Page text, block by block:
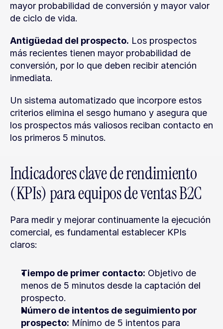
mayor probabilidad de conversión y mayor valor
de ciclo de vida.
Antigüedad del prospecto. Los prospectos
más recientes tienen mayor probabilidad de
conversión, por lo que deben recibir atención
inmediata.
Un sistema automatizado que incorpore estos
criterios elimina el sesgo humano y asegura que
los prospectos más valiosos reciban contacto en
los primeros 5 minutos.
Indicadores clave de rendimiento
(KPIs) para equipos de ventas B2C
Para medir y mejorar continuamente la ejecución
comercial, es fundamental establecer KPIs
claros:
Tiempo de primer contacto: Objetivo de
menos de 5 minutos desde la captación del
prospecto.
Número de intentos de seguimiento por
prospecto: Mínimo de 5 intentos para